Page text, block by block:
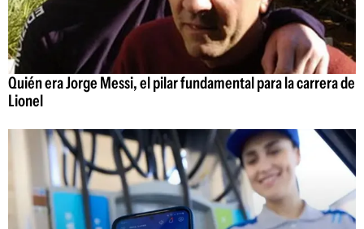
Quién era Jorge Messi, el pilar fundamental para la carrera de
Lionel